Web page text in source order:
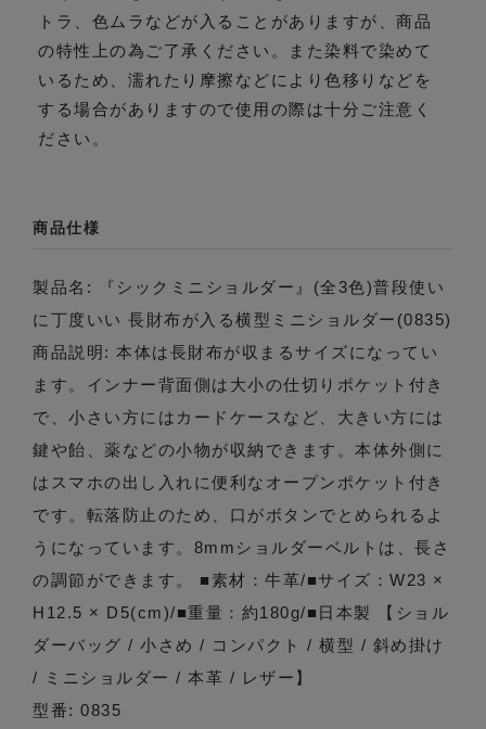
トラ、色ムラなどが入ることがありますが、商品
の特性上の為ご了承ください。また染料で染めて
いるため、濡れたり摩擦などにより色移りなどを
する場合がありますので使用の際は十分ご注意く
ださい。
商品仕様
製品名: 『シックミニショルダー』(全3色)普段使い
に丁度いい 長財布が入る横型ミニショルダー(0835)
商品説明: 本体は長財布が収まるサイズになってい
ます。インナー背面側は大小の仕切りポケット付き
で、小さい方にはカードケースなど、大きい方には
鍵や飴、薬などの小物が収納できます。本体外側に
はスマホの出し入れに便利なオープンポケット付き
です。転落防止のため、口がボタンでとめられるよ
うになっています。8mmショルダーベルトは、長さ
の調節ができます。 ■素材：牛革/■サイズ：W23 ×
H12.5 × D5(cm)/■重量：約180g/■日本製 【ショル
ダーバッグ / 小さめ / コンパクト / 横型 / 斜め掛け
/ ミニショルダー / 本革 / レザー】
型番: 0835